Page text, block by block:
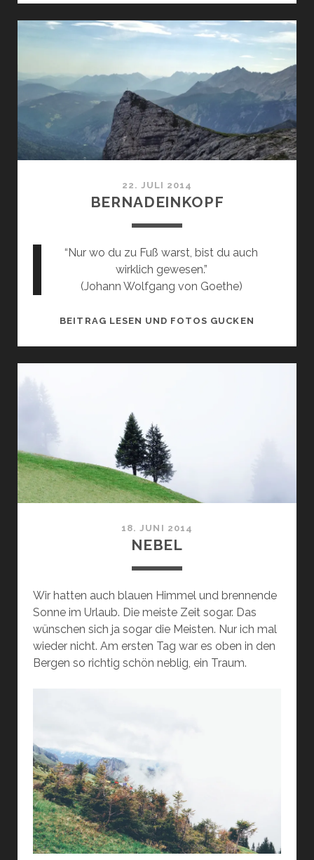
22. JULI 2014
BERNADEINKOPF
“Nur wo du zu Fuß warst, bist du auch
wirklich gewesen.”
(Johann Wolfgang von Goethe)
BEITRAG LESEN UND FOTOS GUCKEN
18. JUNI 2014
NEBEL
Wir hatten auch blauen Himmel und brennende
Sonne im Urlaub. Die meiste Zeit sogar. Das
wünschen sich ja sogar die Meisten. Nur ich mal
wieder nicht. Am ersten Tag war es oben in den
Bergen so richtig schön neblig, ein Traum.